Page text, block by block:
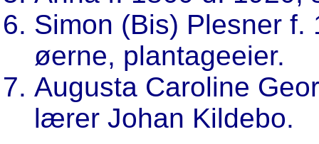
Simon (Bis) Plesner f.
øerne, plantageeier.
Augusta Caroline
lærer Johan Kildebo.